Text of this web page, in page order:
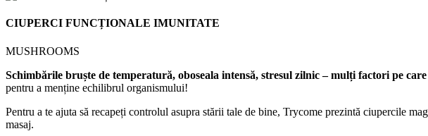
CIUPERCI FUNCȚIONALE IMUNITATE
MUSHROOMS
Schimbările bruște de temperatură, oboseala intensă, stresul zilnic – mulți factori pe
pentru a menține echilibrul organismului!
Pentru a te ajuta să recapeți controlul asupra stării tale de bine, Trycome prezintă ciupercile
masaj.